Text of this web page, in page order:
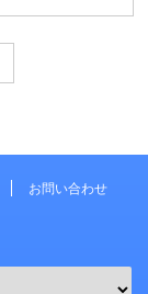
お問い合わせ